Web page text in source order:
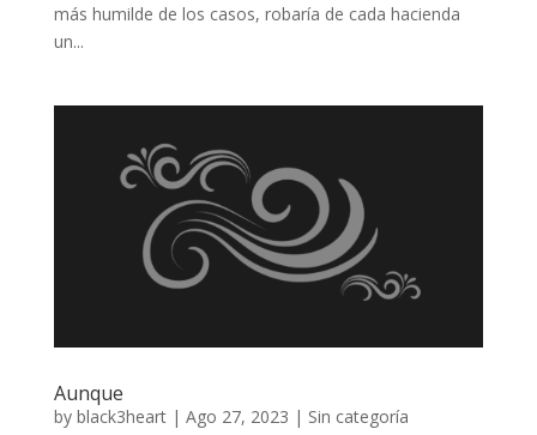
más humilde de los casos, robaría de cada hacienda
un...
Aunque
by black3heart| Ago 27, 2023 | Sin categoría